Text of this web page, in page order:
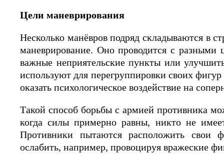
Цели маневрирования
Несколько манёвров подряд складываются в
маневрирование. Оно проводится с разными
важные неприятельские пункты или
используют для перегруппировки своих
оказать психологическое воздействие на
Такой способ борьбы с армией противника
когда силы примерно равны, никто не
Противники пытаются расположить свои
ослабить, например, провоцируя вражеские